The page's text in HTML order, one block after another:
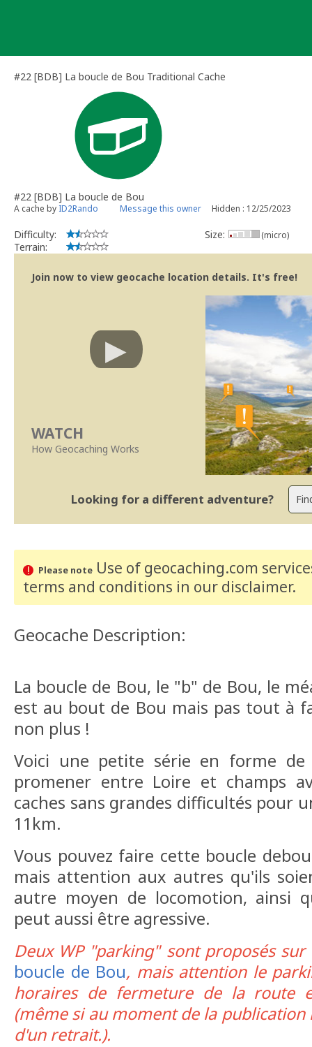
#22 [BDB] La boucle de Bou Traditional Cache
#22 [BDB] La boucle de Bou
A cache by ID2Rando Message this owner Hidden : 12/25/2023
Difficulty:
Terrain:
Size: (micro)
Join now to view geocache location details. It's free!
WATCH
How Geocaching Works
Looking for a different adventure?
Please noteUse of geocaching.com
terms and conditions in our disclaimer.
Geocache Description:
La boucle de Bou, le "b" de Bou, le
est au bout de Bou mais pas tout à
non plus !
Voici une petite série en forme
promener entre Loire et champs
caches sans grandes difficultés pour
11km.
Vous pouvez faire cette boucle
mais attention aux autres qu'ils
autre moyen de locomotion, ainsi
peut aussi être agressive.
Deux WP "parking" sont proposés
boucle de Bou, mais attention le
horaires de fermeture de la route
(même si au moment de la
d'un retrait.).